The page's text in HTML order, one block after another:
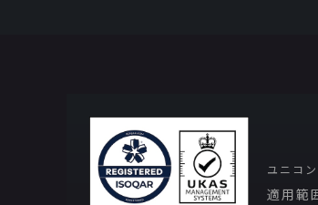
ユニコ
適用範